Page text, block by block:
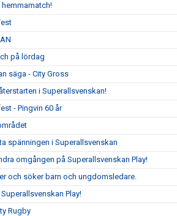
på lördag
säga - City Gross
i Superallsvenskan!
- Pingvin 60 år
spänningen i Superallsvenskan
omgången på Superallsvenskan Play!
och söker barn och ungdomsledare.
Play!
Rugby